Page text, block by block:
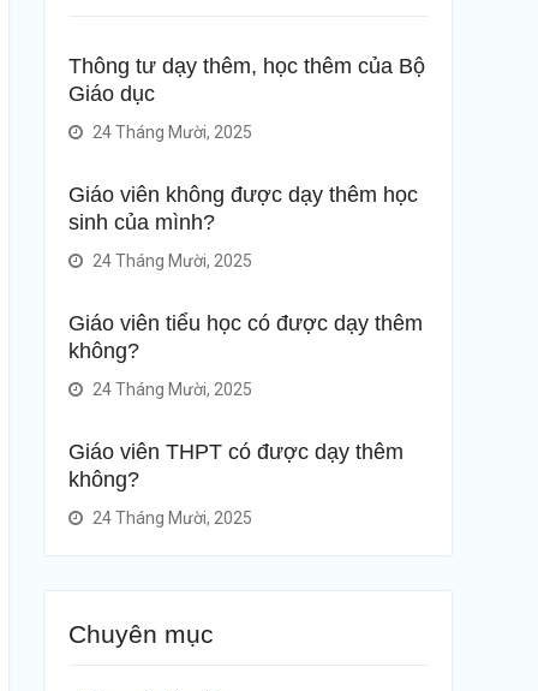
Thông tư dạy thêm, học thêm của Bộ
Giáo dục
24 Tháng Mười, 2025
Giáo viên không được dạy thêm học
sinh của mình?
24 Tháng Mười, 2025
Giáo viên tiểu học có được dạy thêm
không?
24 Tháng Mười, 2025
Giáo viên THPT có được dạy thêm
không?
24 Tháng Mười, 2025
Chuyên mục